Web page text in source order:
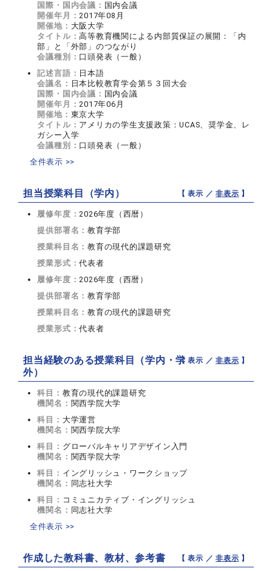
国際・国内会議： 国内会議
開催年月：2017年08月
開催地： 大阪大学
タイトル：高等教育機関による内部質保証の展開：「内
部」と「外部」のつながり
会議種別： 口頭発表（一般）
記述言語： 日本語
会議名： 日本比較教育学会第５３回大会
国際・国内会議： 国内会議
開催年月：2017年06月
開催地： 東京大学
タイトル： アメリカの学生支援政策：UCAS、奨学金、レ
ガシー入学
会議種別： 口頭発表（一般）
全件表示 >>
担当授業科目（学内） 【 表示 ／非表示 】
履修年度：2026年度（西暦）
提供部署名：教育学部
授業科目名：教育の現代的課題研究
授業形式：代表者
履修年度：2026年度（西暦）
提供部署名：教育学部
授業科目名：教育の現代的課題研究
授業形式：代表者
担当経験のある授業科目（学内・学
外）
【 表示 ／非表示 】
科目： 教育の現代的課題研究
機関名： 関西学院大学
科目： 大学運営
機関名： 関西学院大学
科目： グローバルキャリアデザイン入門
機関名： 関西学院大学
科目： イングリッシュ・ワークショップ
機関名： 同志社大学
科目： コミュニカティブ・イングリッシュ
機関名： 同志社大学
全件表示 >>
作成した教科書、教材、参考書 【 表示 ／非表示 】